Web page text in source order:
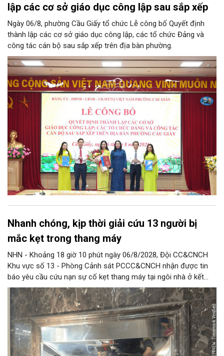
lập các cơ sở giáo dục công lập sau sắp xếp
Ngày 06/8, phường Cầu Giấy tổ chức Lễ công bố Quyết định
thành lập các cơ sở giáo dục công lập, các tổ chức Đảng và
công tác cán bộ sau sắp xếp trên địa bàn phường.
Nhanh chóng, kịp thời giải cứu 13 người bị
mắc kẹt trong thang máy
NHN - Khoảng 18 giờ 10 phút ngày 06/8/2028, Đội CC&CNCH
Khu vực số 13 - Phòng Cảnh sát PCCC&CNCH nhận được tin
báo yêu cầu cứu nạn sự cố kẹt thang máy tại ngôi nhà ở kết
hợp kinh doanh tại địa chỉ số 1C Định Công Thượng, phường
Định Công khiến 13 người (trong đó có 8 cháu nhỏ) bị mắc kẹt.